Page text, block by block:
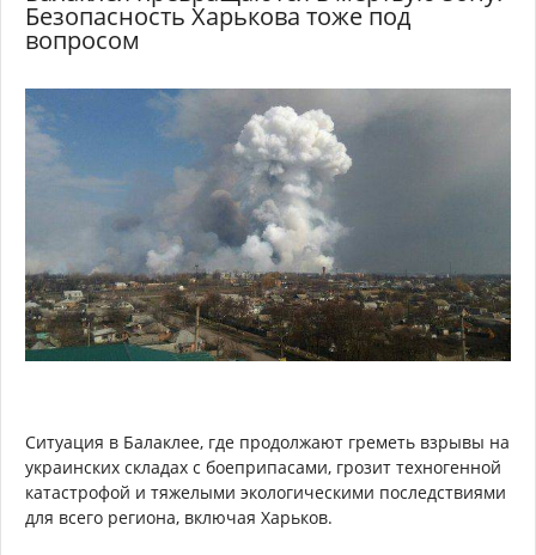
Безопасность Харькова тоже под
вопросом
Ситуация в Балаклее, где продолжают греметь взрывы на
украинских складах с боеприпасами, грозит техногенной
катастрофой и тяжелыми экологическими последствиями
для всего региона, включая Харьков.